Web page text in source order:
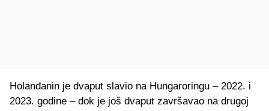
Holanđanin je dvaput slavio na Hungaroringu – 2022. i
2023. godine – dok je još dvaput završavao na drugoj